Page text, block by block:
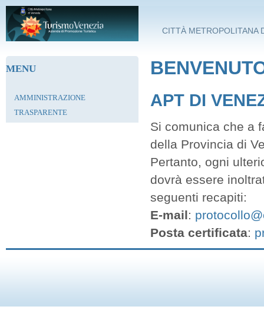
Salta al contenuto principale
CITTÀ METROPOLITANA
MENU
AMMINISTRAZIONE
TRASPARENTE
APT DI
Si comunica che a
della Provincia di
Pertanto, ogni
dovrà essere
seguenti recapiti:
E-mail:
Posta certificata: